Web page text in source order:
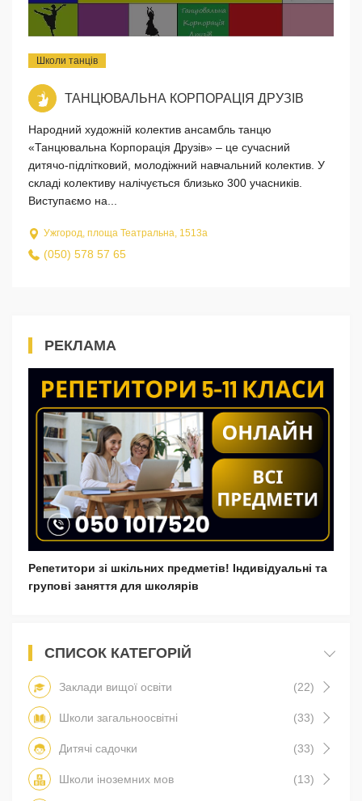
Школи танців
ТАНЦЮВАЛЬНА КОРПОРАЦІЯ ДРУЗІВ
Народний художній колектив ансамбль танцю
«Танцювальна Корпорація Друзів» – це сучасний
дитячо-підлітковий, молодіжний навчальний колектив. У
складі колективу налічується близько 300 учасників.
Виступаємо на...
Ужгород, площа Театральна, 1513а
(050) 578 57 65
СПИСОК КАТЕГОРІЙ
Заклади вищої освіти (22)
Школи загальноосвітні (33)
Дитячі садочки (33)
Школи іноземних мов (13)
РЕКЛАМА
Репетитори зі шкільних предметів! Індивідуальні та
групові заняття для школярів